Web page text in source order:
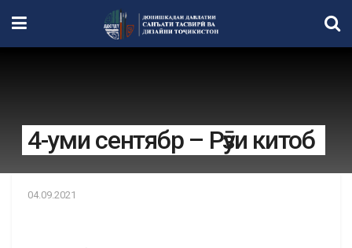
4-уми сентябр – Рӯзи китоб
04.09.2021